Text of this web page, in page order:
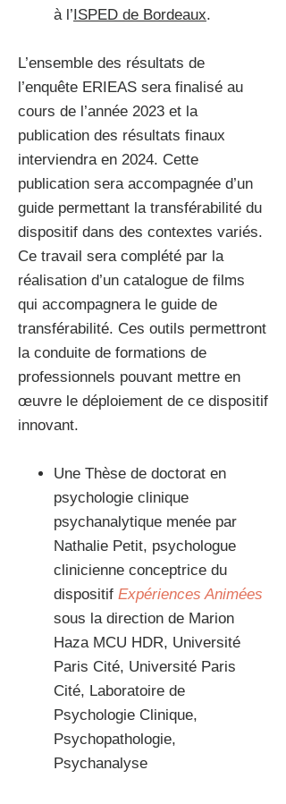
à l’ISPED de Bordeaux.
L’ensemble des résultats de
l’enquête ERIEAS sera finalisé au
cours de l’année 2023 et la
publication des résultats finaux
interviendra en 2024. Cette
publication sera accompagnée d’un
guide permettant la transférabilité du
dispositif dans des contextes variés.
Ce travail sera complété par la
réalisation d’un catalogue de films
qui accompagnera le guide de
transférabilité. Ces outils permettront
la conduite de formations de
professionnels pouvant mettre en
œuvre le déploiement de ce dispositif
innovant.
Une Thèse de doctorat en
psychologie clinique
psychanalytique menée par
Nathalie Petit, psychologue
clinicienne conceptrice du
dispositif Expériences Animées
sous la direction de Marion
Haza MCU HDR, Université
Paris Cité, Université Paris
Cité, Laboratoire de
Psychologie Clinique,
Psychopathologie,
Psychanalyse